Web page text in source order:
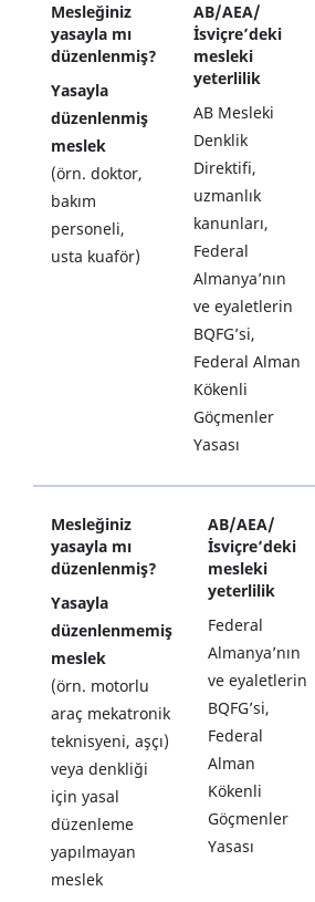
Mesleğiniz
yasayla mı
düzenlenmiş?
Yasayla
düzenlenmiş
meslek
(örn. doktor,
bakım
personeli,
usta kuaför)
AB/AEA/
İsviçre’deki
mesleki
yeterlilik
AB Mesleki
Denklik
Direktifi,
uzmanlık
kanunları,
Federal
Almanya’nın
ve eyaletlerin
BQFG’si,
Federal Alman
Kökenli
Göçmenler
Yasası
Mesleğiniz
yasayla mı
düzenlenmiş?
Yasayla
düzenlenmemiş
meslek
(örn. motorlu
araç mekatronik
teknisyeni, aşçı)
veya denkliği
için yasal
düzenleme
yapılmayan
meslek
AB/AEA/
İsviçre’deki
mesleki
yeterlilik
Federal
Almanya’nın
ve eyaletlerin
BQFG’si,
Federal
Alman
Kökenli
Göçmenler
Yasası